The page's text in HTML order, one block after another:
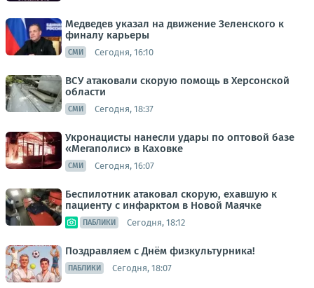
Медведев указал на движение Зеленского к
финалу карьеры
СМИ Сегодня, 16:10
ВСУ атаковали скорую помощь в Херсонской
области
СМИ Сегодня, 18:37
Укронацисты нанесли удары по оптовой базе
«Мегаполис» в Каховке
СМИ Сегодня, 16:07
Беспилотник атаковал скорую, ехавшую к
пациенту с инфарктом в Новой Маячке
ПАБЛИКИ Сегодня, 18:12
Поздравляем с Днём физкультурника!
ПАБЛИКИ Сегодня, 18:07